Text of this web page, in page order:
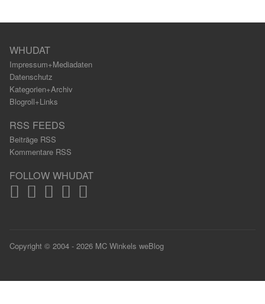
WHUDAT
Impressum+Mediadaten
Datenschutz
Kategorien+Archiv
Blogroll+Links
RSS FEEDS
Beiträge RSS
Kommentare RSS
FOLLOW WHUDAT
Copyright © 2004 - 2026 MC Winkels weBlog